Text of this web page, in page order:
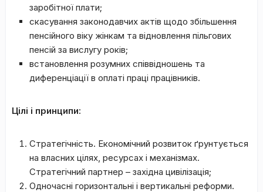
заробітної плати;
скасування законодавчих актів щодо збільшення
пенсійного віку жінкам та відновлення пільгових
пенсій за вислугу років;
встановлення розумних співвідношень та
диференціації в оплаті праці працівників.
Цілі і принципи:
Стратегічність. Економічний розвиток ґрунтується
на власних цілях, ресурсах і механізмах.
Стратегічний партнер – західна цивілізація;
Одночасні горизонтальні і вертикальні реформи.